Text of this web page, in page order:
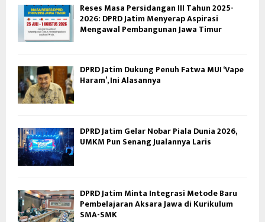
Reses Masa Persidangan III Tahun 2025-
2026: DPRD Jatim Menyerap Aspirasi
Mengawal Pembangunan Jawa Timur
DPRD Jatim Dukung Penuh Fatwa MUI ‘Vape
Haram’, Ini Alasannya
DPRD Jatim Gelar Nobar Piala Dunia 2026,
UMKM Pun Senang Jualannya Laris
DPRD Jatim Minta Integrasi Metode Baru
Pembelajaran Aksara Jawa di Kurikulum
SMA-SMK